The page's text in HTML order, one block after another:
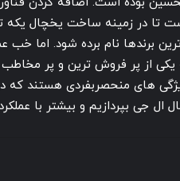
در زمینه ساخت یخچال یکه
برندها نام برده شود. اما خب
از پر فروش ترین و پر مخاطب
های منحصربفردی هستند که
جی بپردازیم و بیشتر با